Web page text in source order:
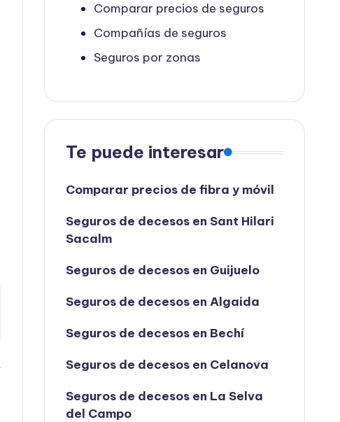
Comparar precios de seguros
Compañías de seguros
Seguros por zonas
Te puede interesar
Comparar precios de fibra y móvil
Seguros de decesos en Sant Hilari
Sacalm
Seguros de decesos en Guijuelo
Seguros de decesos en Algaida
Seguros de decesos en Bechí
Seguros de decesos en Celanova
Seguros de decesos en La Selva
del Campo